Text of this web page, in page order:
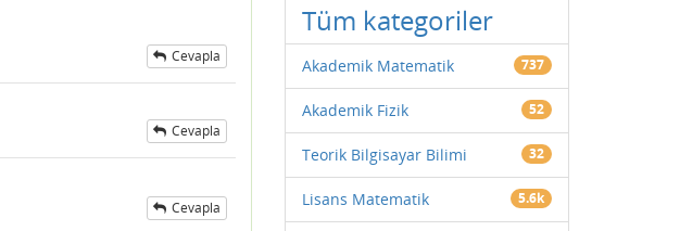
Cevapla
Cevapla
Cevapla
Tüm kategoriler
Akademik Matematik 737
Akademik Fizik 52
Teorik Bilgisayar Bilimi 32
Lisans Matematik 5.6k